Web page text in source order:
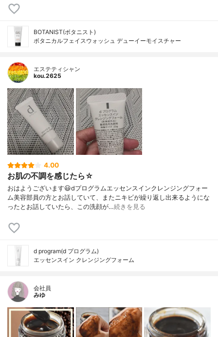
BOTANIST(ボタニスト)
ボタニカルフェイスウォッシュ デューイーモイスチャー
エステティシャン
kou.2625
4.00
お肌の不調を感じたら☆
おはようございます😃dプログラムエッセンスインクレンジングフォー
ム美容部員の方とお話していて、またニキビが繰り返し出来るようにな
ったとお話していたら、この洗顔が…続きを見る
d program(d プログラム)
エッセンスイン クレンジングフォーム
会社員
みゆ